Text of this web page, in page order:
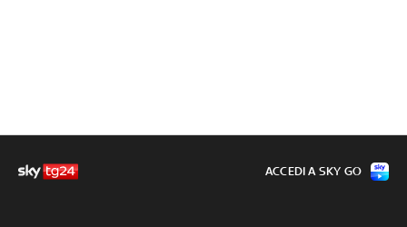
ACCEDI A SKY GO